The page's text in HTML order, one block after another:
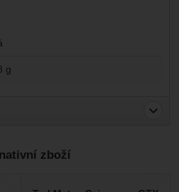
g
žádná recenze.
zboží